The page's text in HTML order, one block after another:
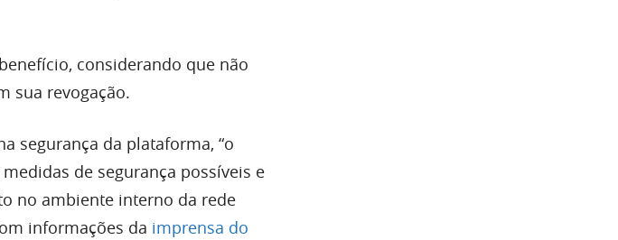
considerando que não
sua revogação.
segurança da plataforma, “o
de segurança possíveis e
no ambiente interno da rede
informações da imprensa do